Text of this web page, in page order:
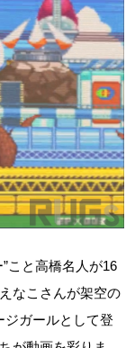
こと高橋名人が16
なこさんが架空の
ジガールとして登